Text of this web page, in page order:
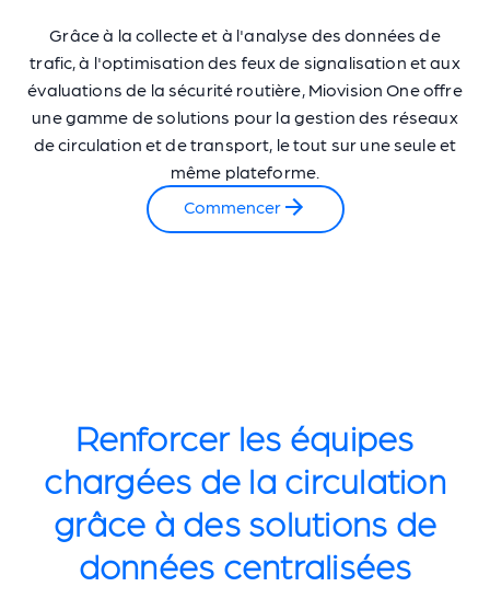
Grâce à la collecte et à l'analyse des données de
trafic, à l'optimisation des feux de signalisation et aux
évaluations de la sécurité routière, Miovision One offre
une gamme de solutions pour la gestion des réseaux
de circulation et de transport, le tout sur une seule et
même plateforme.
Commencer
Renforcer les équipes
chargées de la circulation
grâce à des solutions de
données centralisées